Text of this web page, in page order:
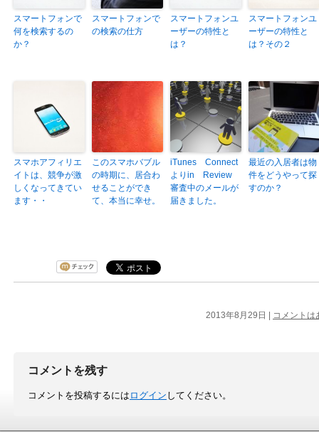
スマートフォンで
何を検索するの
か？
スマートフォンで
の検索の仕方
スマートフォンユ
ーザーの特性と
は？
スマートフォンユ
ーザーの特性と
は？その２
スマホアフィリエ
イトは、競争が激
しくなってきてい
ます・・
このスマホバブル
の時期に、居合わ
せることができ
て、本当に幸せ。
iTunes Connect
よりin Review
審査中のメールが
届きました。
最近の入居者は物
件をどうやって探
すのか？
2013年8月29日 | コメントは
コメントを残す
コメントを投稿するには ログイン してください。